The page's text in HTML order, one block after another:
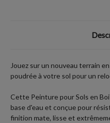
Jouez sur un nouveau terrain
poudrée à votre sol pour un
Cette Peinture pour Sols en
base d'eau et conçue pour
finition mate, lisse et